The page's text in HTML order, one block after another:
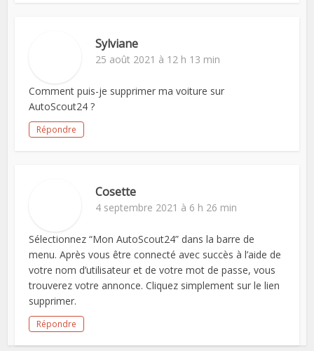
Sylviane
25 août 2021 à 12 h 13 min
Comment puis-je supprimer ma voiture sur
AutoScout24 ?
Répondre
Cosette
4 septembre 2021 à 6 h 26 min
Sélectionnez “Mon AutoScout24” dans la barre de
menu. Après vous être connecté avec succès à l’aide de
votre nom d’utilisateur et de votre mot de passe, vous
trouverez votre annonce. Cliquez simplement sur le lien
supprimer.
Répondre